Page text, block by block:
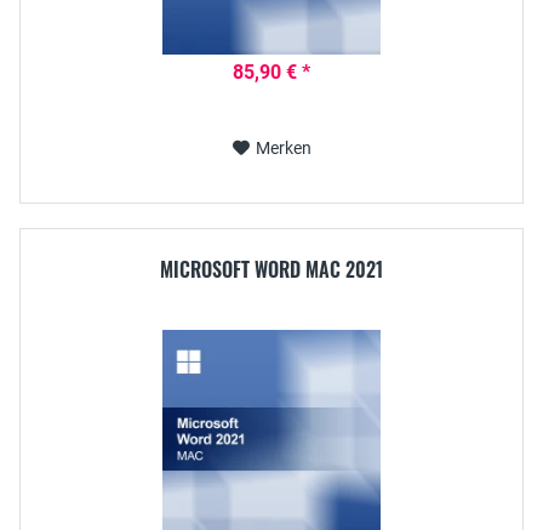
85,90 € *
Merken
MICROSOFT WORD MAC 2021